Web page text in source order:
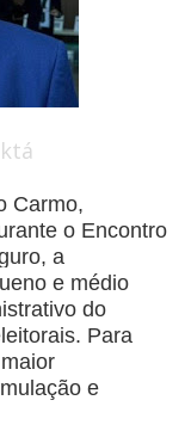
Carmo,
o Encontro
a
e médio
do
Para
e